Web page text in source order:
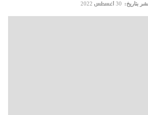
بتاريخ: 30 أغسطس 2022